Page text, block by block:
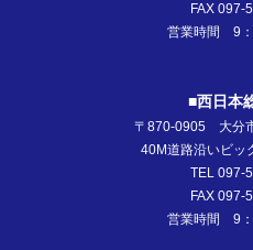
FAX 097-
営業時間 9
■西日本
〒870-0905 大分
40M道路沿いビッ
TEL 097-
FAX 097-
営業時間 9